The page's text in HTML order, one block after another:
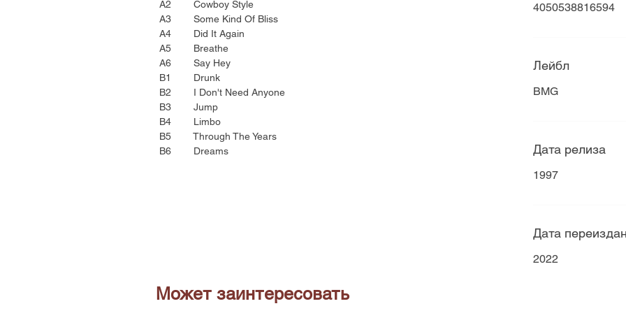
A2 Cowboy Style
A3 Some Kind Of Bliss
A4 Did It Again
A5 Breathe
A6 Say Hey
B1 Drunk
B2 I Don't Need Anyone
B3 Jump
B4 Limbo
B5 Through The Years
B6 Dreams
4050538816594
Лейбл
BMG
Дата релиза
1997
Дата
2022
Может заинтересовать